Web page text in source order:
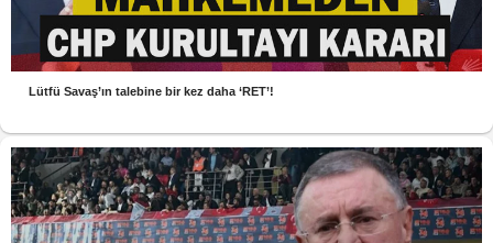
Lütfü Savaş’ın talebine bir kez daha ‘RET’!